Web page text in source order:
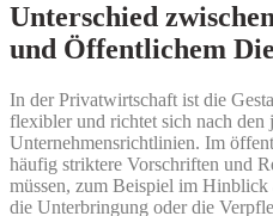
Unterschied
und Öffentlichem
In der Privatwirtschaft ist die
flexibler und richtet sich nach den
Unternehmensrichtlinien. Im
häufig striktere Vorschriften und
müssen, zum Beispiel im Hinblick
die Unterbringung oder die